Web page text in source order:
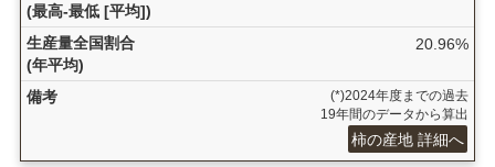
(最高-最低 [平均])
生産量全国割合
(年平均)
20.96%
備考
(*)2024年度までの過去
19年間のデータから算出
柿の産地 詳細へ